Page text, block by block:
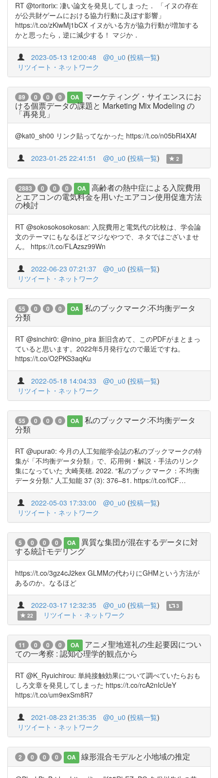
RT @toritorix: 凄い論文を発見してしまった． 「イヌの存在
が公共財ゲームにおける協力行動に及ぼす影響」
https://t.co/zKiwMj1bCX イヌがいる方が協力行動が増加する
かと思ったら，逆に減少する！ マジか．
2023-05-13 12:00:48 @0_u0 (投稿一覧)
リツイート・ネットワーク
89 0 0 0 OA
マーケティング・サイエンスにお
ける個票データの課題と Marketing Mix Modeling の
「再発見」
@kat0_sh00 リンク貼ってなかった https://t.co/n05bRl4XAf
2023-01-25 22:41:51 @0_u0 (投稿一覧) 2
2883 0 0 0 OA
高齢者の熱中症による入院費用
とエアコンの電気料金を用いたエアコン使用促進方法
の検討
RT @sokosokosokosan: 入院費用と電気代の比較は、学会論
文のテーマにもなるほどマジなやつで、ネタではございませ
ん。 https://t.co/FLAzsz99Wn
2022-06-23 07:21:37 @0_u0 (投稿一覧)
リツイート・ネットワーク
55 0 0 0 OA
私のブックマーク:不均衡データ
分類
RT @sinchir0: @nino_pira 新旧含めて、このPDFがまとまっ
ていると思います。2022年5月発行なので最近ですね。
https://t.co/O2PKS3aqKu
2022-05-18 14:04:33 @0_u0 (投稿一覧)
リツイート・ネットワーク
55 0 0 0 OA
私のブックマーク:不均衡データ
分類
RT @upura0: 今月の人工知能学会誌の私のブックマークの特
集が「不均衡データ分類」で、応用例・解説・手法のリンク
集になっていた 大崎美穂. 2022. “私のブックマーク：不均衡
データ分類.” 人工知能 37 (3): 376–81. https://t.co/fCF…
2022-05-03 17:33:00 @0_u0 (投稿一覧)
リツイート・ネットワーク
5 0 0 0 OA
異質な集団が混在するデータに対
する統計モデリング
https://t.co/3gz4cJ2kex GLMMの代わりにGHMという方法が
あるのか。なるほど
2022-03-17 12:32:35 @0_u0 (投稿一覧)
3
22
リツイート・ネットワーク
11 0 0 0 OA
アニメ聖地巡礼の生起要因につい
ての一考察 : 認知心理学的観点から
RT @K_Ryuichirou: 単純接触効果について調べていたらおも
しろ文章を発見してしまった https://t.co/rcA2nIcUeY
https://t.co/um9exSm8R7
2021-08-23 21:35:35 @0_u0 (投稿一覧)
リツイート・ネットワーク
2 0 0 0 OA 線形混合モデルと小地域の推定